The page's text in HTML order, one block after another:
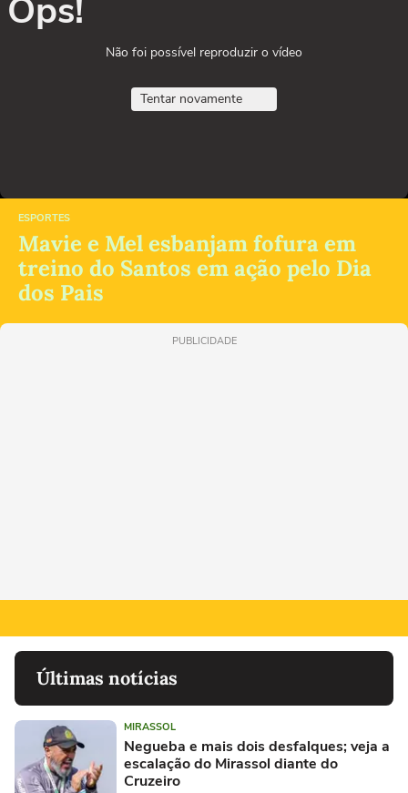
Ops!
Não foi possível reproduzir o vídeo
Tentar novamente
ESPORTES
Mavie e Mel esbanjam fofura em
treino do Santos em ação pelo Dia
dos Pais
PUBLICIDADE
Últimas notícias
MIRASSOL
Negueba e mais dois desfalques; veja a
escalação do Mirassol diante do
Cruzeiro